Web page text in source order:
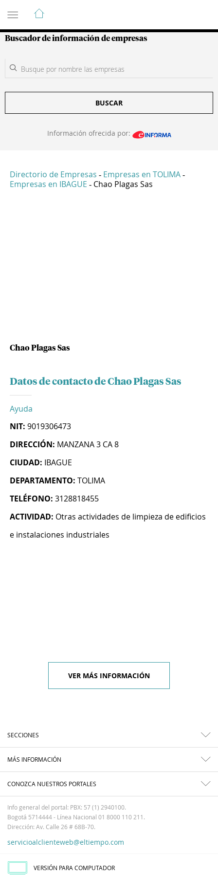
Guía de Empresas Colombianas
Buscador de información de empresas
BUSCAR
Información ofrecida por:
Directorio de Empresas - Empresas en TOLIMA -
Empresas en IBAGUE - Chao Plagas Sas
Chao Plagas Sas
Datos de contacto de Chao Plagas Sas
Ayuda
NIT: 9019306473
DIRECCIÓN: MANZANA 3 CA 8
CIUDAD: IBAGUE
DEPARTAMENTO: TOLIMA
TELÉFONO: 3128818455
ACTIVIDAD: Otras actividades de limpieza de edificios
e instalaciones industriales
VER MÁS INFORMACIÓN
SECCIONES
MÁS INFORMACIÓN
CONOZCA NUESTROS PORTALES
Info general del portal: PBX: 57 (1) 2940100.
Bogotá 5714444 - Línea Nacional 01 8000 110 211.
Dirección: Av. Calle 26 # 68B-70.
servicioalclienteweb@eltiempo.com
VERSIÓN PARA COMPUTADOR